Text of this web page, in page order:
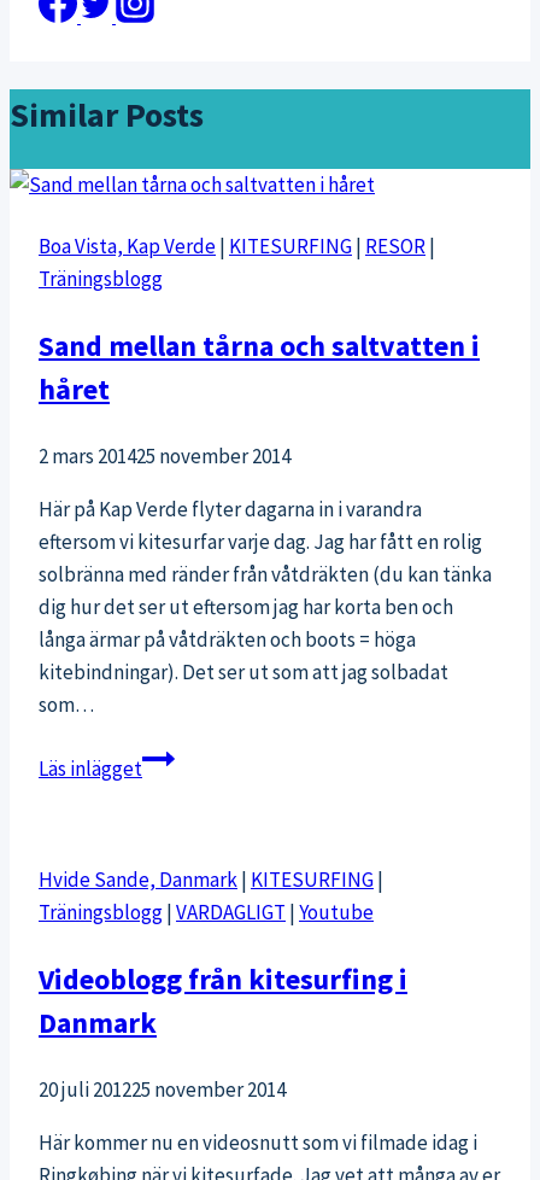
Similar Posts
Boa Vista, Kap Verde| KITESURFING| RESOR|
Träningsblogg
Sand mellan tårna och saltvatten i
håret
2 mars 201425 november 2014
Här på Kap Verde flyter dagarna in i varandra
eftersom vi kitesurfar varje dag. Jag har fått en rolig
solbränna med ränder från våtdräkten (du kan tänka
dig hur det ser ut eftersom jag har korta ben och
långa ärmar på våtdräkten och boots = höga
kitebindningar). Det ser ut som att jag solbadat
som…
Läs inläggetSand
saltvatten
i
Hvide Sande, Danmark| KITESURFING|
Träningsblogg|VARDAGLIGT |Youtube
Videoblogg från kitesurfing i
Danmark
20 juli 201225 november 2014
Här kommer nu en videosnutt som vi filmade idag i
Ringkøbing när vi kitesurfade. Jag vet att många av er